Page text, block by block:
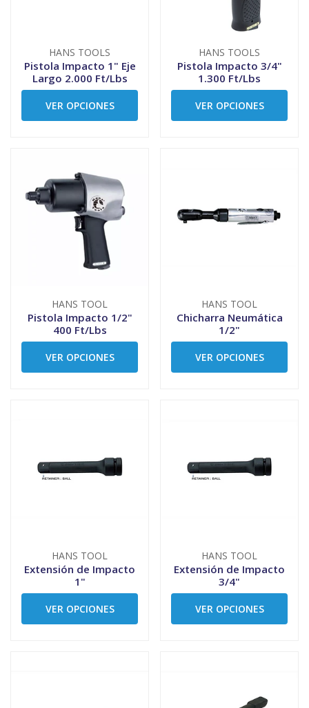
HANS TOOLS
Pistola Impacto 1" Eje
Largo 2.000 Ft/Lbs
VER OPCIONES
HANS TOOLS
Pistola Impacto 3/4"
1.300 Ft/Lbs
VER OPCIONES
HANS TOOL
Pistola Impacto 1/2"
400 Ft/Lbs
VER OPCIONES
HANS TOOL
Chicharra Neumática
1/2"
VER OPCIONES
HANS TOOL
Extensión de Impacto
1"
VER OPCIONES
HANS TOOL
Extensión de Impacto
3/4"
VER OPCIONES